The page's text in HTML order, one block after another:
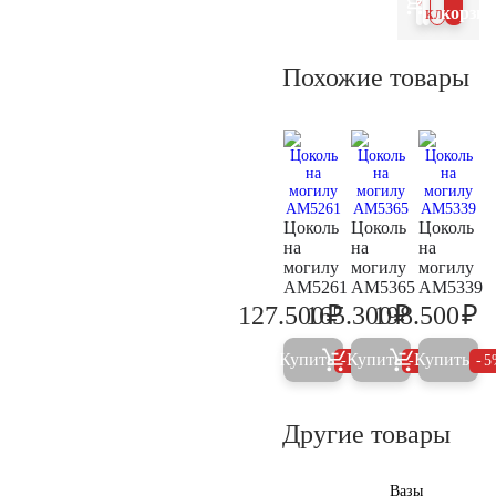
клик
Похожие товары
Цоколь
на
могилу
AM5261
134.200
127.500₽
Купить 5%
Цоколь
на
могилу
AM5365
174.000
165.300₽
Купить 5%
Цоколь
на
могилу
AM5339
198.500₽
Купить
Другие товары
Вазы